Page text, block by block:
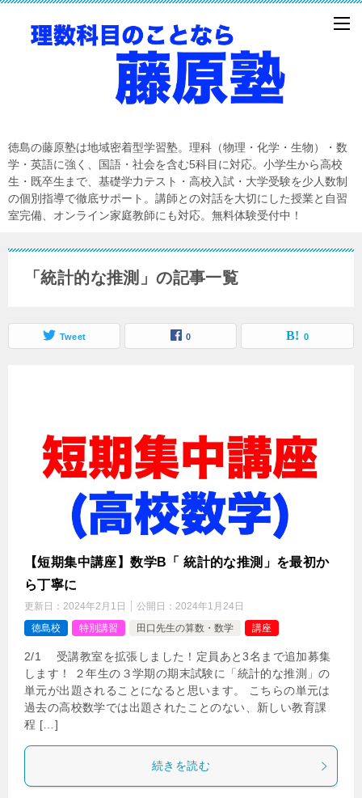
徳島の藤原塾は地域密着型学習塾。理科（物理・化学・生物）・数
学・英語に強く、国語・社会を含む5科目に対応。小学生から高校
生・既卒生まで、基礎学力テスト・高校入試・大学受験を少人数制
の個別指導で徹底サポート。講師との対話を大切にした授業と自習
室完備、オンライン家庭教師にも対応。無料体験受付中！
「統計的な推測」の記事一覧
Tweet 0 0
【短期集中講座】数学B「 統計的な推測」を最初か
ら丁寧に
更新日： 2024年2月1日 公開日： 2024年1月24日
徳島校
特別講習 田口先生の算数・数学 講座
2/1 受講教室を拡張しました！定員あと3名まで追加募集
します！ ２年生の３学期の期末試験に「統計的な推測」の
単元が出題されることになると思います。 こちらの単元は
過去の高校数学では出題されたことのない、新しい教育課
程 […]
続きを読む